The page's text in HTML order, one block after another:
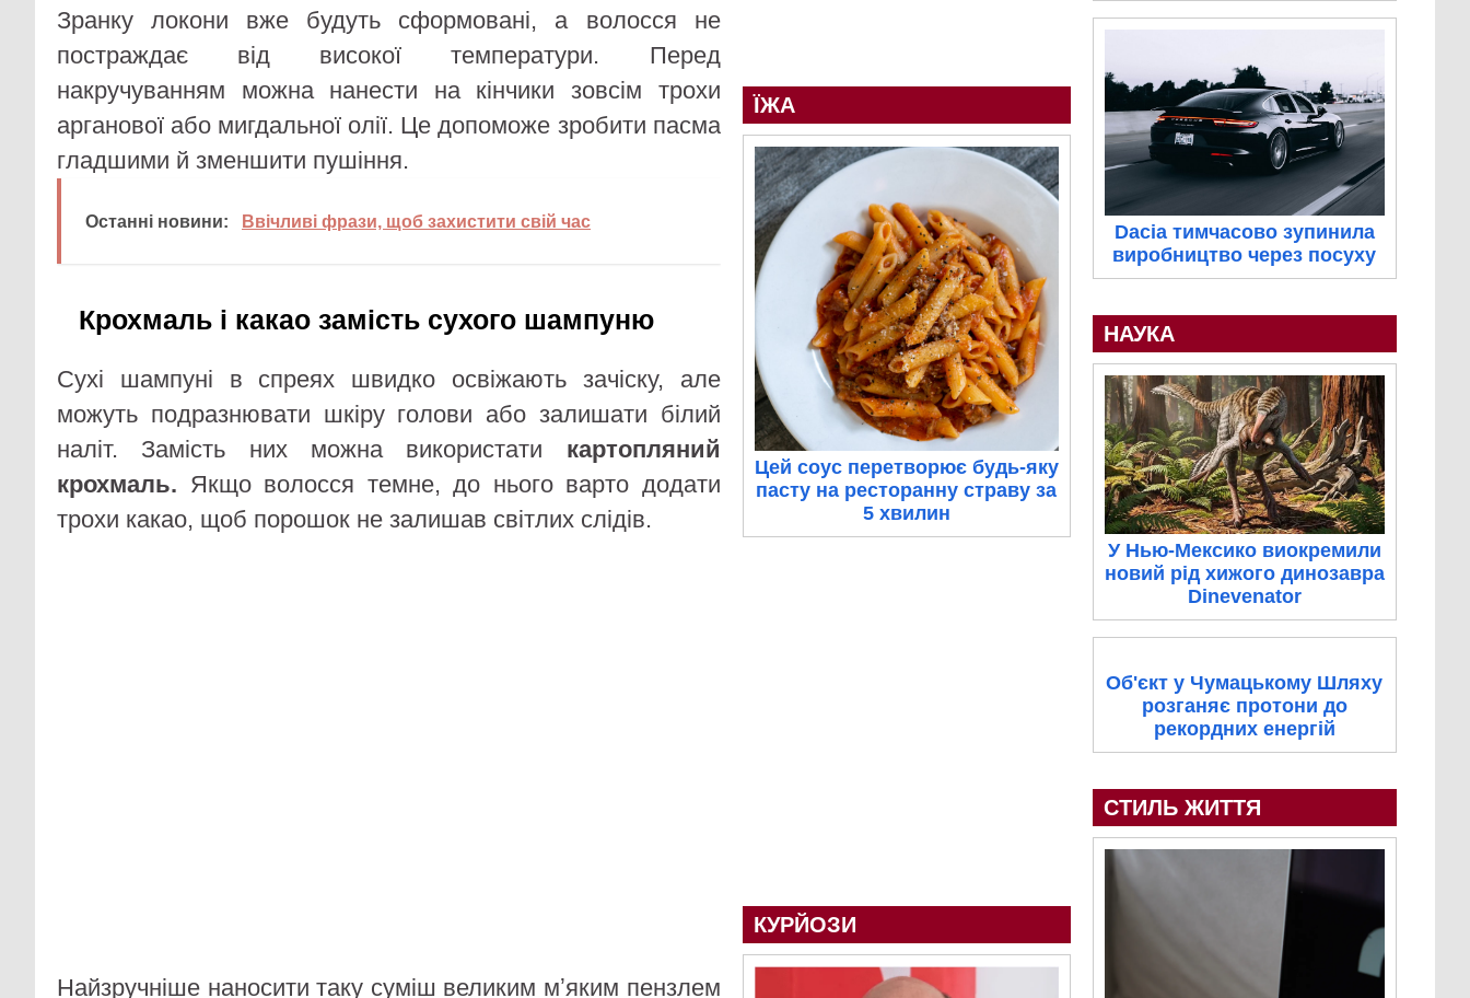
Зранку локони вже будуть сформовані, а волосся не
постраждає від високої температури. Перед
накручуванням можна нанести на кінчики зовсім трохи
арганової або мигдальної олії. Це допоможе зробити пасма
гладшими й зменшити пушіння.
Останні новини: Ввічливі фрази, щоб захистити свій час
Крохмаль і какао замість сухого шампуню
Сухі шампуні в спреях швидко освіжають зачіску, але
можуть подразнювати шкіру голови або залишати білий
наліт. Замість них можна використати картопляний
крохмаль. Якщо волосся темне, до нього варто додати
трохи какао, щоб порошок не залишав світлих слідів.
Найзручніше наносити таку суміш великим мʼяким пензлем
ЇЖА
Цей соус перетворює будь-яку
пасту на ресторанну страву за
5 хвилин
КУРЙОЗИ
Dacia тимчасово зупинила
виробництво через посуху
НАУКА
У Нью-Мексико виокремили
новий рід хижого динозавра
Dinevenator
Об'єкт у Чумацькому Шляху
розганяє протони до
рекордних енергій
СТИЛЬ ЖИТТЯ